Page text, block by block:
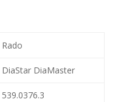
Rado
DiaStar DiaMaster
539.0376.3